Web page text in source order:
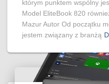
którym punktem wspólny
Model EliteBook 820
Mazur Autor Od początku
jestem związany z branżą